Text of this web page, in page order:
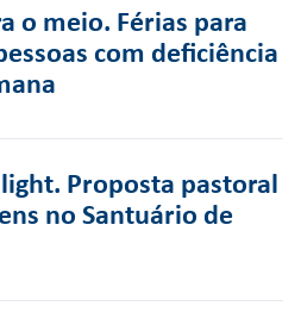
o meio. Férias para
com deficiência
Proposta pastoral
no Santuário de